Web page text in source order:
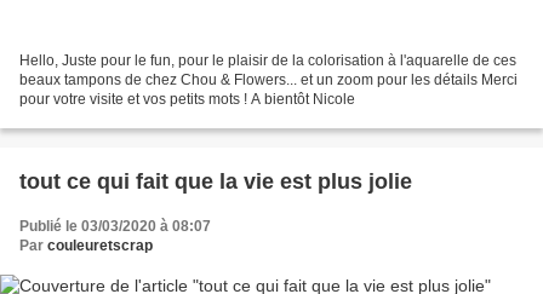
Hello, Juste pour le fun, pour le plaisir de la colorisation à l'aquarelle de ces
beaux tampons de chez Chou & Flowers... et un zoom pour les détails Merci
pour votre visite et vos petits mots ! A bientôt Nicole
tout ce qui fait que la vie est plus jolie
Publié le 03/03/2020 à 08:07
Par couleuretscrap